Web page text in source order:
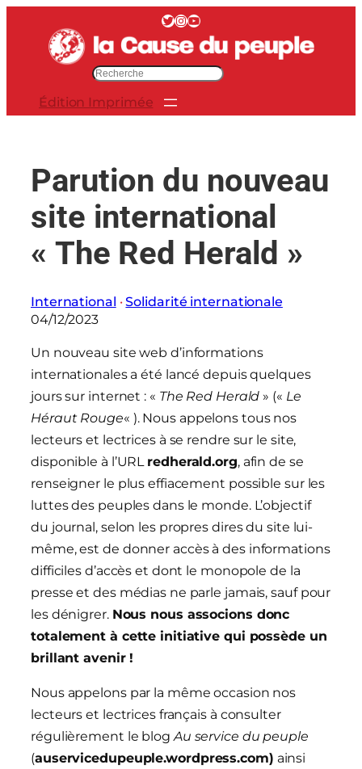
contenu
Twitter InstagramYouTube
e
Édition Imprimée
Parution du nouveau
site international
« The Red Herald »
International · Solidarité internationale
04/12/2023
Un nouveau site web d’informations
internationales a été lancé depuis quelques
jours sur internet : « The Red Herald » (« Le
Héraut Rouge« ). Nous appelons tous nos
lecteurs et lectrices à se rendre sur le site,
disponible à l’URL redherald.org, afin de se
renseigner le plus effiacement possible sur les
luttes des peuples dans le monde. L’objectif
du journal, selon les propres dires du site lui-
même, est de donner accès à des informations
difficiles d’accès et dont le monopole de la
presse et des médias ne parle jamais, sauf pour
les dénigrer. Nous nous associons donc
totalement à cette initiative qui possède un
brillant avenir !
Nous appelons par la même occasion nos
lecteurs et lectrices français à consulter
régulièrement le blogAu service du peuple
(auservicedupeuple.wordpress.com) ainsi